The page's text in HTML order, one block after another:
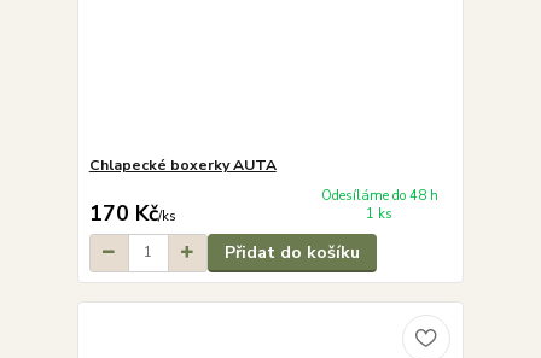
Chlapecké boxerky AUTA
170 Kč/ks
Odesíláme do 48 h
1 ks
Přidat do košíku